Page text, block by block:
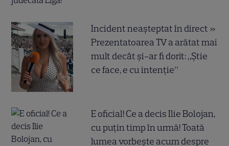
Incident neașteptat în direct »
Prezentatoarea TV a arătat mai
mult decât și-ar fi dorit: „Știe
ce face, e cu intenție”
E oficial! Ce a decis Ilie Bolojan,
cu puțin timp în urmă! Toată
lumea vorbește acum despre